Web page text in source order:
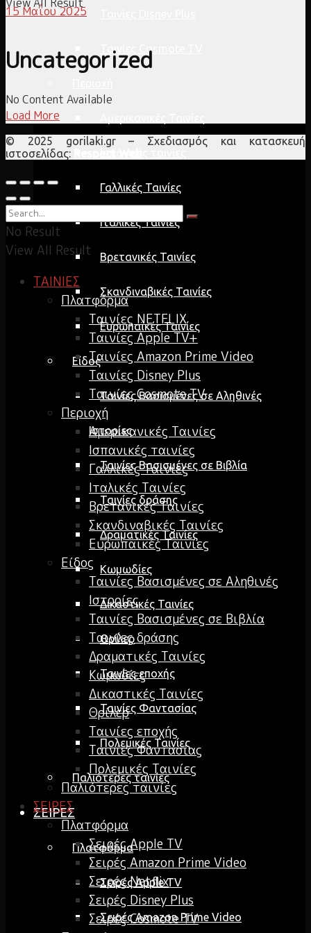
Ταινίες Cosmote TV
Γαλλικές Ταινίες
Ιταλικές Ταινίες
Βρετανικές Ταινίες
Σκανδιναβικές Ταινίες
Ευρωπαϊκές Ταινίες
Είδος
Ταινίες Βασισμένες σε Αληθινές
Ιστορίες
Ταινίες Βασισμένες σε Βιβλία
Ταινίες δράσης
Δραματικές Ταινίες
Κωμωδίες
Δικαστικές Ταινίες
Θρίλερ
Ταινίες εποχής
Ταινίες Φαντασίας
Πολεμικές Ταινίες
Παλιότερες ταινίες
ΣΕΙΡΕΣ
Πλατφόρμα
Σειρές Apple TV
Σειρές Amazon Prime Video
15 Μαΐου 2025
Uncategorized
No Content Available
Load More
© 2025 gorilaki.gr – Σχεδιασμός και κατασκευή
ιστοσελίδας:
No Result
View All Result
ΤΑΙΝΙΕΣ
Πλατφόρμα
Ταινίες NETFLIX
Ταινίες Apple TV+
Ταινίες Amazon Prime Video
Ταινίες Disney Plus
Ταινίες Cosmote TV
Περιοχή
Αμερικανικές Ταινίες
Ισπανικές ταινίες
Γαλλικές Ταινίες
Ιταλικές Ταινίες
Βρετανικές Ταινίες
Σκανδιναβικές Ταινίες
Ευρωπαϊκές Ταινίες
Είδος
Ταινίες Βασισμένες σε Αληθινές
Ιστορίες
Ταινίες Βασισμένες σε Βιβλία
Ταινίες δράσης
Δραματικές Ταινίες
Κωμωδίες
Δικαστικές Ταινίες
Θρίλερ
Ταινίες εποχής
Ταινίες Φαντασίας
Πολεμικές Ταινίες
Παλιότερες ταινίες
ΣΕΙΡΕΣ
Πλατφόρμα
Σειρές Apple TV
Σειρές Amazon Prime Video
Σειρές Netflix
Σειρές Disney Plus
Σειρές Cosmote TV